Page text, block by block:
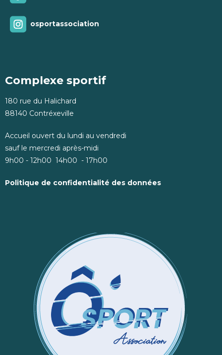
osportassociation
Complexe sportif
180 rue du Halichard
88140 Contréxeville
Accueil ouvert du lundi au vendredi
sauf le mercredi après-midi
9h00 - 12h00 14h00 - 17h00
Politique de confidentialité des données